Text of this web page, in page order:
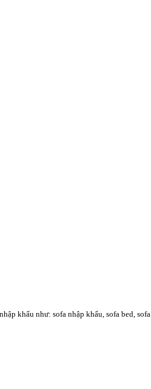
khẩu như: sofa nhập khẩu, sofa bed,